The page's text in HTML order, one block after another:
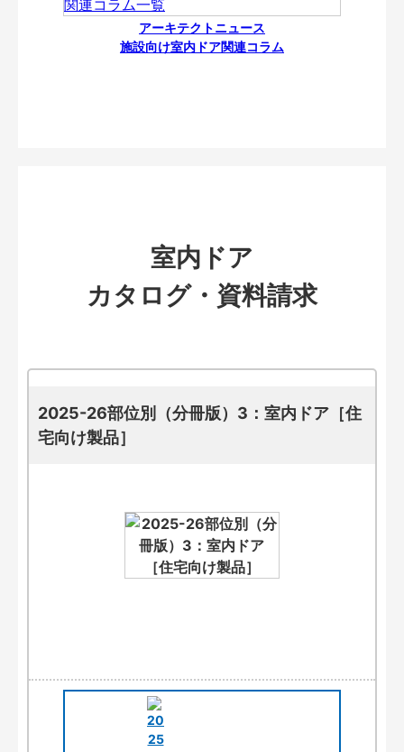
アーキテクトニュース
施設向け室内ドア関連コラム
室内ドア
カタログ・資料請求
2025-26部位別（分冊版）3：室内ドア［住
宅向け製品］